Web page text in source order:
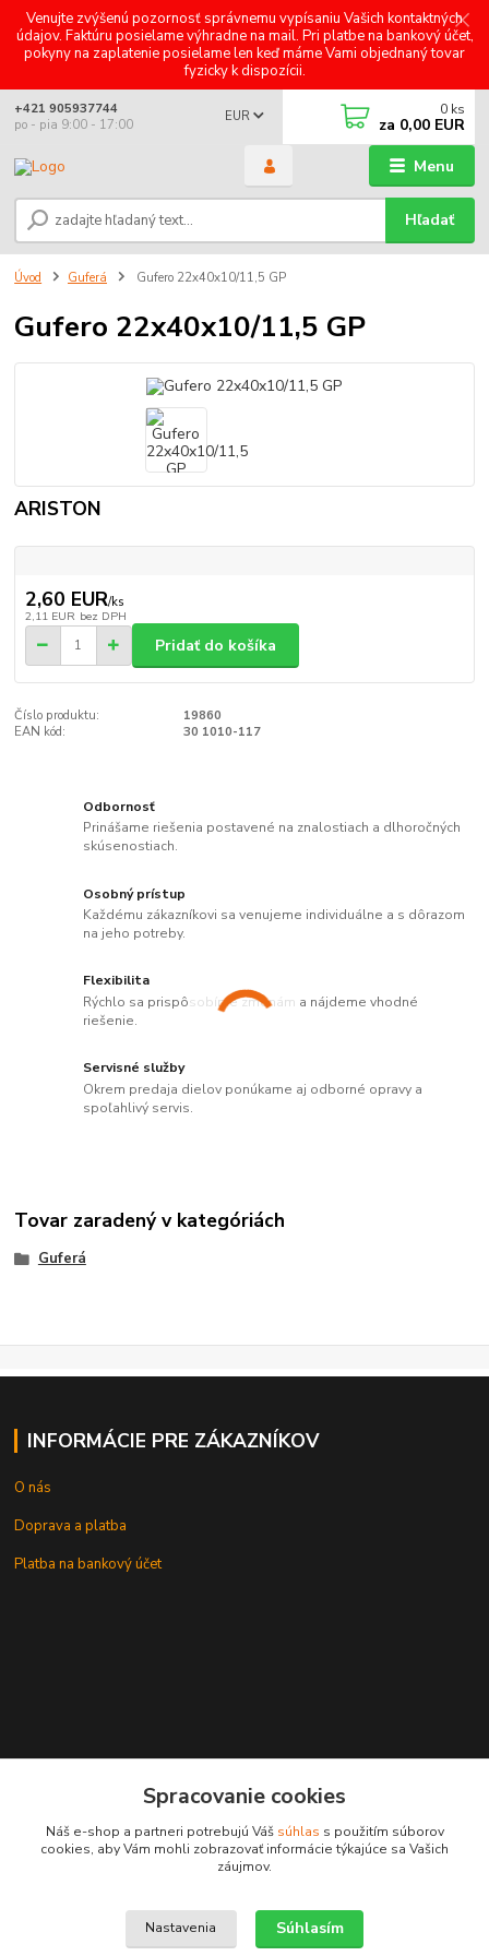
Venujte zvýšenú pozornosť správnemu vypísaniu Vašich kontaktných
údajov. Faktúru posielame výhradne na mail. Pri platbe na bankový účet,
pokyny na zaplatenie posielame len keď máme Vami objednaný tovar
fyzicky k dispozícii.
Menu
EUR
Hľadať
+421 905937744
po - pia 9:00 - 17:00
0 ks
za 0,00 EUR
Úvod Guferá Gufero 22x40x10/11,5 GP
Gufero 22x40x10/11,5 GP
ARISTON
2,60 EUR/ks
2,11 EUR bez DPH
Pridať do košíka
Číslo produktu:
19860
EAN kód:
30 1010-117
Odbornosť
Prinášame riešenia postavené na znalostiach a dlhoročných
skúsenostiach.
Osobný prístup
Každému zákazníkovi sa venujeme individuálne a s dôrazom
na jeho potreby.
Flexibilita
Rýchlo sa prispôsobíme zmenám a nájdeme vhodné
riešenie.
Servisné služby
Okrem predaja dielov ponúkame aj odborné opravy a
spoľahlivý servis.
Tovar zaradený v kategóriách
Guferá
INFORMÁCIE PRE ZÁKAZNÍKOV
O nás
Doprava a platba
Platba na bankový účet
leksunsro@gmail.com
Upravit sběr cookies.
Spracovanie cookies
Náš e-shop a partneri potrebujú Váš súhlas s použitím súborov
cookies, aby Vám mohli zobrazovať informácie týkajúce sa Vašich
záujmov.
Nastavenia Súhlasím